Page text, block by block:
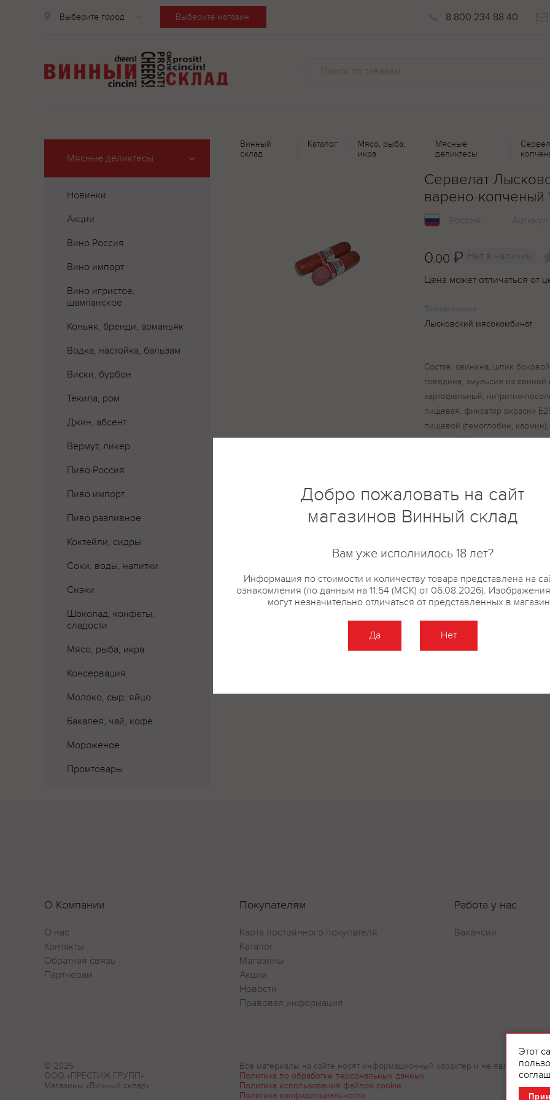
Выберите город Выберите магазин 8 800 234 88 40
Мясные деликтесы
Новинки
Акции
Вино Россия
Вино импорт
Вино игристое,
шампанское
Коньяк, бренди, арманьяк
Водка, настойка, бальзам
Виски, бурбон
Текила, ром
Джин, абсент
Вермут, ликер
Пиво Россия
Пиво импорт
Пиво разливное
Коктейли, сидры
Соки, воды, напитки
Снэки
Шоколад, конфеты,
сладости
Мясо, рыба, икра
Консервация
Молоко, сыр, яйцо
Бакалея, чай, кофе
Мороженое
Промтовары
Винный
склад
Каталог
Мясо, рыба,
икра
Мясные
деликтесы
Сервелат
варено-копченый
Россия Артикул:
0.00 ₽ Нет в наличии
Цена может отличаться от
Торговая марка
Лысковский мясокомбинат
Состав: свинина, шпик
говядина, эмульсия из свиной
картофельный, нитритно-
пищевая, фиксатор окраски
пищевой (гемоглобин, кармин),
пряностей, декстроза,
О Компании
О нас
Контакты
Обратная связь
Партнерам
Покупателям
Карта постоянного покупателя
Каталог
Магазины
Акции
Новости
Правовая информация
Работа у нас
Вакансии
© 2025
ООО «ПРЕСТИЖ ГРУПП»
Магазины «Винный склад»
Все материалы на сайте носят информационный характер и не являются
Политика по обработке персональных данных
Политика использования файлов cookie
Политика конфиденциальности
Этот
Добро пожаловать на сайт
магазинов Винный склад
Вам уже исполнилось 18 лет?
Информация по стоимости и количеству товара представлена на
ознакомления (по данным на 11:54 (МСК) от 06.08.2026).
могут незначительно отличаться от представленных в
Да Нет